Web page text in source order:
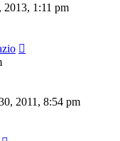
2013, 1:11 pm
2011, 8:54 pm